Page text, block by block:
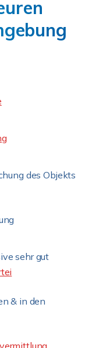
des Objekts
sehr gut
& in den